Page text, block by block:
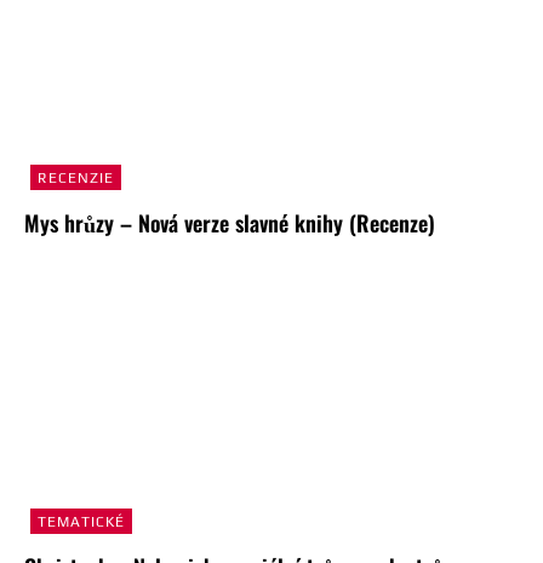
RECENZIE
Mys hrůzy – Nová verze slavné knihy (Recenze)
TEMATICKÉ